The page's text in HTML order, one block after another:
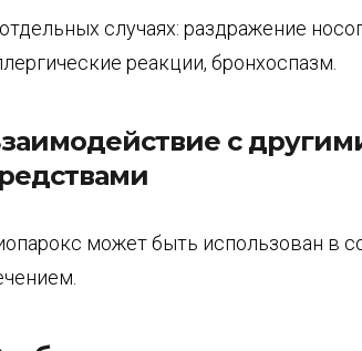
случаях: раздражение
реакции, бронхоспазм.
с
может быть использован в